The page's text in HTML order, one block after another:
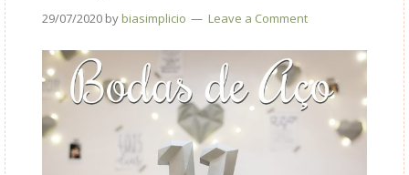
29/07/2020 by biasimplicio Leave a Comment